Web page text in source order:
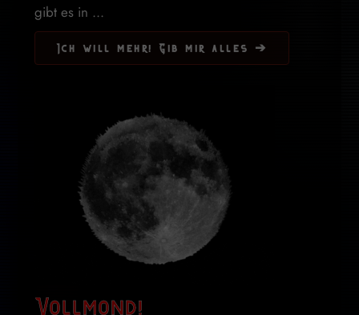
gibt es in ...
Ich will mehr! Gib mir alles ➔
Vollmond!